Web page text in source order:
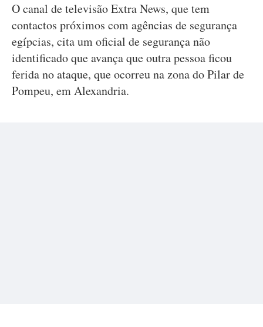
O canal de televisão Extra News, que tem
contactos próximos com agências de segurança
egípcias, cita um oficial de segurança não
identificado que avança que outra pessoa ficou
ferida no ataque, que ocorreu na zona do Pilar de
Pompeu, em Alexandria.